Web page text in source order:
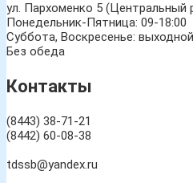
ул. Пархоменко 5 (Центральный
Понедельник-Пятница: 09-18:00
Суббота, Воскресенье: выходной
Без обеда
Контакты
(8443) 38-71-21
(8442) 60-08-38
tdssb@yandex.ru